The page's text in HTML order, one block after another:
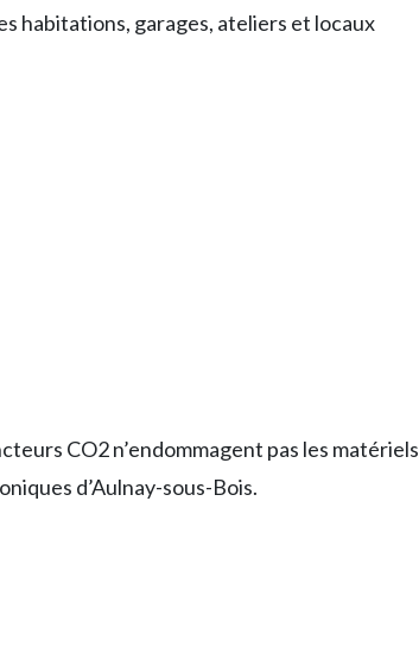
habitations, garages, ateliers et locaux
CO2 n’endommagent pas les matériels
d’Aulnay-sous-Bois.